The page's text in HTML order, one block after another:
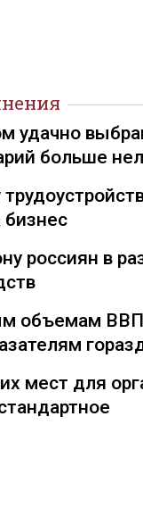
удачно
больше
бизнес
россиян в
объемам ВВП
мест для